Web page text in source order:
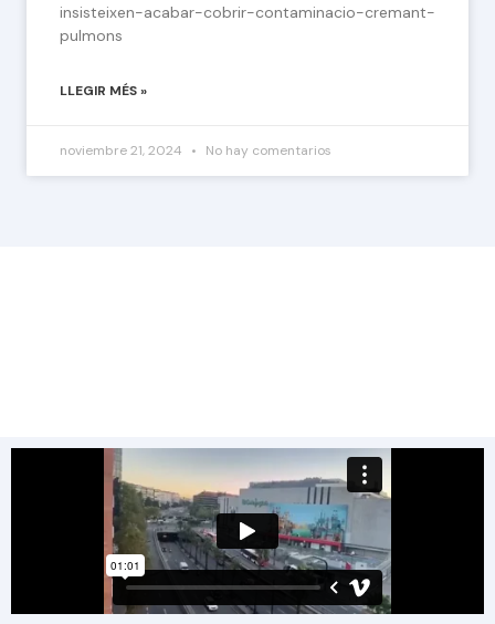
insisteixen-acabar-cobrir-contaminacio-cremant-
pulmons
LLEGIR MÉS »
noviembre 21, 2024 No hay comentarios